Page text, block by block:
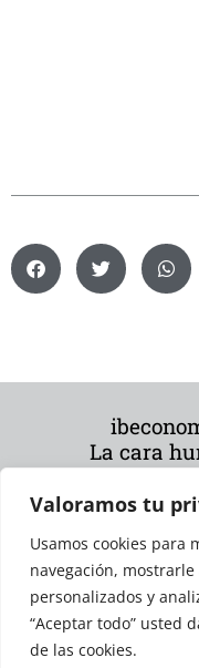
Valoramos tu
Usamos cookies para
navegación,
personalizados y
“Aceptar todo” usted
de las cookies.
La cara